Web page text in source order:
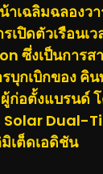
เฉลิมฉลองว
เปิดตัวเรือนเ
ซึ่งเป็นการ
บุกเบิกของ คิ
อตั้งแบรนด์ โ
Solar Dual-
เต็ดเอดิชัน